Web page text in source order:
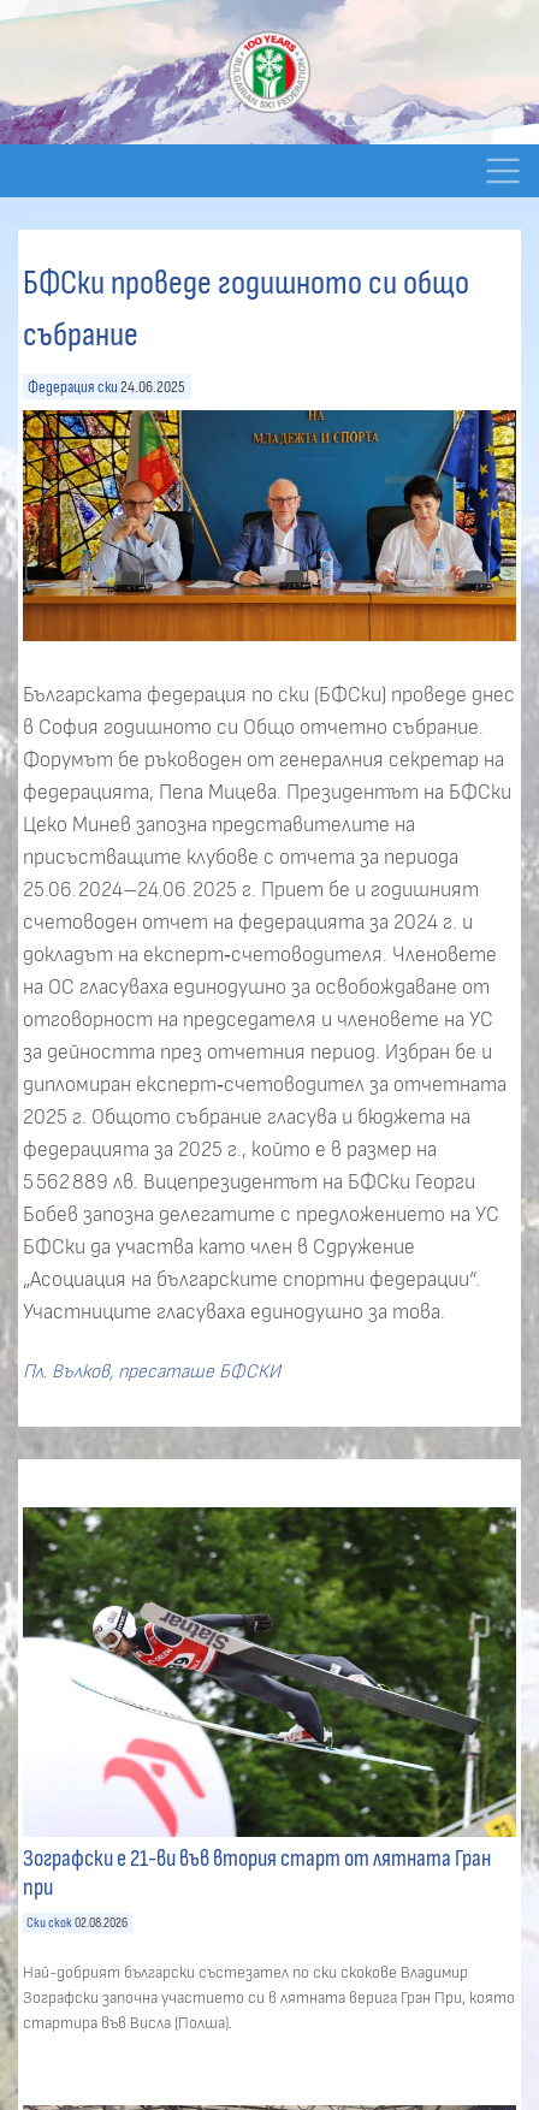
БФСки проведе годишното си общо
събрание
Федерация ски 24.06.2025
Българската федерация по ски (БФСки) проведе днес
в София годишното си Общо отчетно събрание.
Форумът бе ръководен от генералния секретар на
федерацията, Пепа Мицева. Президентът на БФСки
Цеко Минев запозна представителите на
присъстващите клубове с отчета за периода
25.06.2024–24.06.2025 г. Приет бе и годишният
счетоводен отчет на федерацията за 2024 г. и
докладът на експерт‑счетоводителя. Членовете
на ОС гласуваха единодушно за освобождаване от
отговорност на председателя и членовете на УС
за дейността през отчетния период. Избран бе и
дипломиран експерт‑счетоводител за отчетната
2025 г. Общото събрание гласува и бюджета на
федерацията за 2025 г., който е в размер на
5 562 889 лв. Вицепрезидентът на БФСки Георги
Бобев запозна делегатите с предложението на УС
БФСки да участва като член в Сдружение
„Асоциация на българските спортни федерации“.
Участниците гласуваха единодушно за това.
Пл. Вълков, пресаташе БФСКИ
Зографски е 21-ви във втория старт от лятната Гран
при
Ски скок 02.08.2026
Най-добрият български състезател по ски скокове Владимир
Зографски започна участието си в лятната верига Гран При, която
стартира във Висла (Полша).